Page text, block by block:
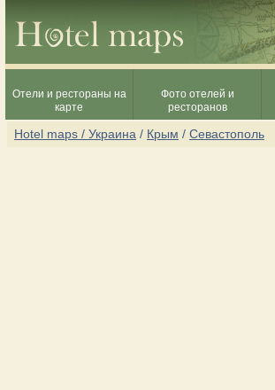
Отели и рестораны на
карте
Фото отелей и
ресторанов
Hotel maps / Украина / Крым / Севастополь